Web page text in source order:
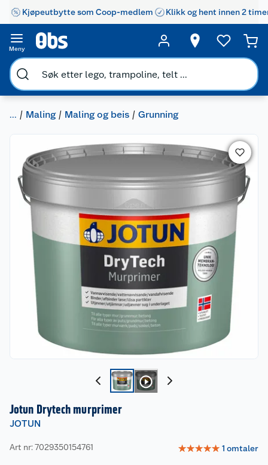
Kjøpeutbytte som Coop-medlem Klikk og hent innen 2
Meny
... Maling Maling og beis Grunning
Jotun Drytech murprimer
JOTUN
Art nr: 7029350154761 ☆☆☆☆☆ 1 omtaler